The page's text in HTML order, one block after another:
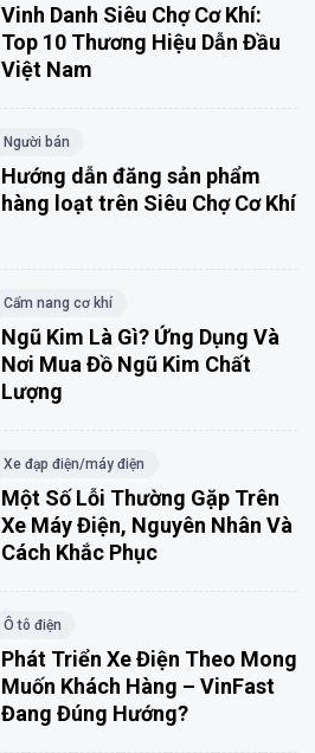
Vinh Danh Siêu Chợ Cơ Khí:
Top 10 Thương Hiệu Dẫn Đầu
Việt Nam
Người bán
Hướng dẫn đăng sản phẩm
hàng loạt trên Siêu Chợ Cơ Khí
Cẩm nang cơ khí
Ngũ Kim Là Gì? Ứng Dụng Và
Nơi Mua Đồ Ngũ Kim Chất
Lượng
Xe đạp điện/máy điện
Một Số Lỗi Thường Gặp Trên
Xe Máy Điện, Nguyên Nhân Và
Cách Khắc Phục
Ô tô điện
Phát Triển Xe Điện Theo Mong
Muốn Khách Hàng – VinFast
Đang Đúng Hướng?